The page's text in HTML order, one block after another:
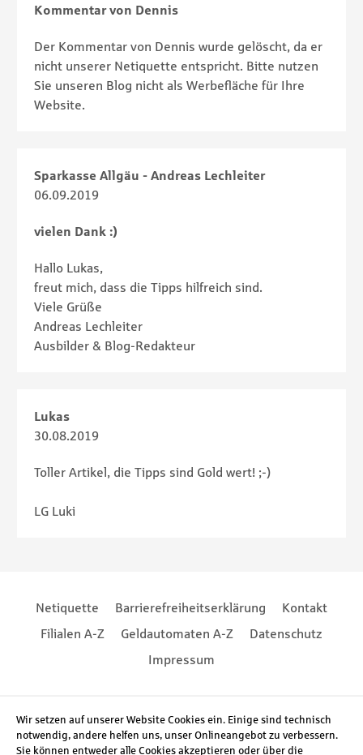
Kommentar von Dennis
Der Kommentar von Dennis wurde gelöscht, da er
nicht unserer Netiquette entspricht. Bitte nutzen
Sie unseren Blog nicht als Werbefläche für Ihre
Website.
Sparkasse Allgäu - Andreas Lechleiter
06.09.2019
vielen Dank :)
Hallo Lukas,
freut mich, dass die Tipps hilfreich sind.
Viele Grüße
Andreas Lechleiter
Ausbilder & Blog-Redakteur
Lukas
30.08.2019
Toller Artikel, die Tipps sind Gold wert! ;-)
LG Luki
Footernavigation
Netiquette Barrierefreiheitserklärung
Kontakt
Filialen A-Z
Geldautomaten A-Z
Datenschutz
Impressum
Wir setzen auf unserer Website Cookies ein. Einige sind technisch
notwendig, andere helfen uns, unser Onlineangebot zu verbessern.
Sie können entweder alle Cookies akzeptieren oder über die